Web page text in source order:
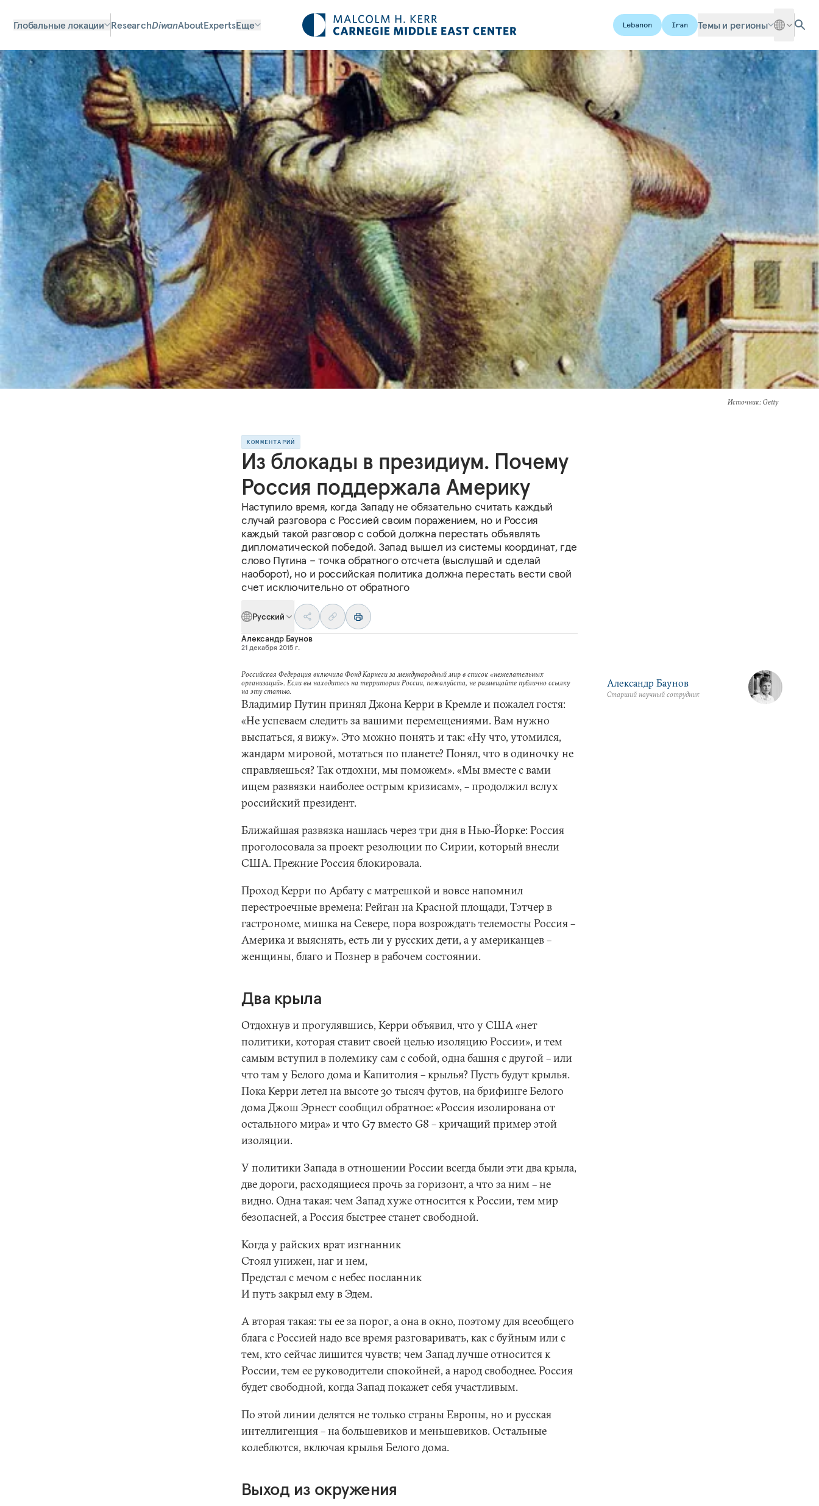
Глобальные локации ResearchDiwanAboutExpertsЕще Lebanon Iran Темы и регионы
Источник: Getty
КОММЕНТАРИЙ
Из блокады в президиум. Почему
Россия поддержала Америку
Наступило время, когда Западу не обязательно считать каждый
случай разговора с Россией своим поражением, но и Россия
каждый такой разговор с собой должна перестать объявлять
дипломатической победой. Запад вышел из системы координат, где
слово Путина – точка обратного отсчета (выслушай и сделай
наоборот), но и российская политика должна перестать вести свой
счет исключительно от обратного
Русский
Александр Баунов
21 декабря 2015 г.
Российская Федерация включила Фонд Карнеги за международный мир в список «нежелательных
организаций». Если вы находитесь на территории России, пожалуйста, не размещайте публично ссылку
на эту статью.
Владимир Путин принял Джона Керри в Кремле и пожалел гостя:
«Не успеваем следить за вашими перемещениями. Вам нужно
выспаться, я вижу». Это можно понять и так: «Ну что, утомился,
жандарм мировой, мотаться по планете? Понял, что в одиночку не
справляешься? Так отдохни, мы поможем». «Мы вместе с вами
ищем развязки наиболее острым кризисам», – продолжил вслух
российский президент.
Ближайшая развязка нашлась через три дня в Нью-Йорке: Россия
проголосовала за проект резолюции по Сирии, который внесли
США. Прежние Россия блокировала.
Проход Керри по Арбату с матрешкой и вовсе напомнил
перестроечные времена: Рейган на Красной площади, Тэтчер в
гастрономе, мишка на Севере, пора возрождать телемосты Россия –
Америка и выяснять, есть ли у русских дети, а у американцев –
женщины, благо и Познер в рабочем состоянии.
Два крыла
Отдохнув и прогулявшись, Керри объявил, что у США «нет
политики, которая ставит своей целью изоляцию России», и тем
самым вступил в полемику сам с собой, одна башня с другой – или
что там у Белого дома и Капитолия – крылья? Пусть будут крылья.
Пока Керри летел на высоте 30 тысяч футов, на брифинге Белого
дома Джош Эрнест сообщил обратное: «Россия изолирована от
остального мира» и что G7 вместо G8 – кричащий пример этой
изоляции.
У политики Запада в отношении России всегда были эти два крыла,
две дороги, расходящиеся прочь за горизонт, а что за ним – не
видно. Одна такая: чем Запад хуже относится к России, тем мир
безопасней, а Россия быстрее станет свободной.
Когда у райских врат изгнанник
Стоял унижен, наг и нем,
Предстал с мечом с небес посланник
И путь закрыл ему в Эдем.
А вторая такая: ты ее за порог, а она в окно, поэтому для всеобщего
блага с Россией надо все время разговаривать, как с буйным или с
тем, кто сейчас лишится чувств; чем Запад лучше относится к
России, тем ее руководители спокойней, а народ свободнее. Россия
будет свободной, когда Запад покажет себя участливым.
По этой линии делятся не только страны Европы, но и русская
интеллигенция – на большевиков и меньшевиков. Остальные
колеблются, включая крылья Белого дома.
Выход из окружения
Александр Баунов
Старший научный сотрудник